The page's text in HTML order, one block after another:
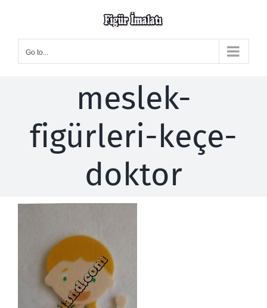
Go to...
meslek-
figürleri-keçe-
doktor